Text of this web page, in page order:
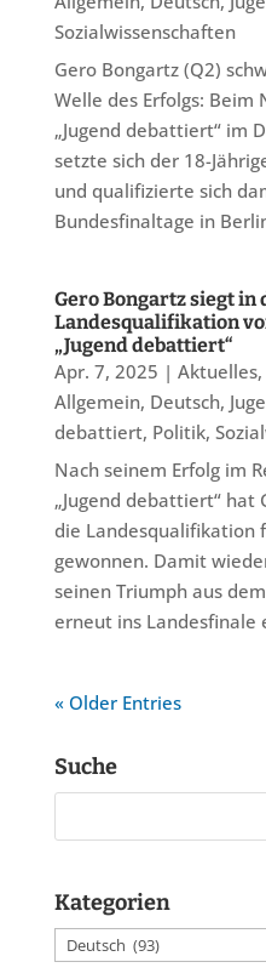
Sozialwissenschaften
Gero Bongartz (Q2)
Welle des Erfolgs: Beim
„Jugend debattiert“ im
setzte sich der 18-
und qualifizierte sich
Bundesfinaltage in
Gero Bongartz siegt in
Landesqualifikation
„Jugend debattiert“
Apr. 7, 2025 | Aktuelles,
Allgemein, Deutsch,
debattiert, Politik,
Nach seinem Erfolg im
„Jugend debattiert“ hat
die Landesqualifikation
gewonnen. Damit
seinen Triumph aus
erneut ins Landesfinale
« Older Entries
Suche
Kategorien
Kategorien